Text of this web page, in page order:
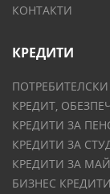
КОНТАКТИ
КРЕДИТИ
КРЕДИТ,
КРЕДИТИ ЗА
КРЕДИТИ ЗА
КРЕДИТИ ЗА
БИЗНЕС КРЕДИТИ